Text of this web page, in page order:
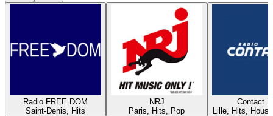
Radio FREE DOM
Saint-Denis, Hits
NRJ
Paris, Hits, Pop
Contact
Lille, Hits,